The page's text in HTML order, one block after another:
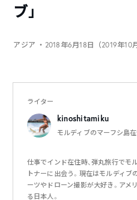
ブ」
アジア ・2018年6月18日（2019年10
ライター
kinoshitamiku
モルディブのマーフシ島
仕事でインド在住時、弾丸旅行でモ
トナーに出会う。現在はモルディ
ーツやドローン撮影が大好き。アメ
る日本人。